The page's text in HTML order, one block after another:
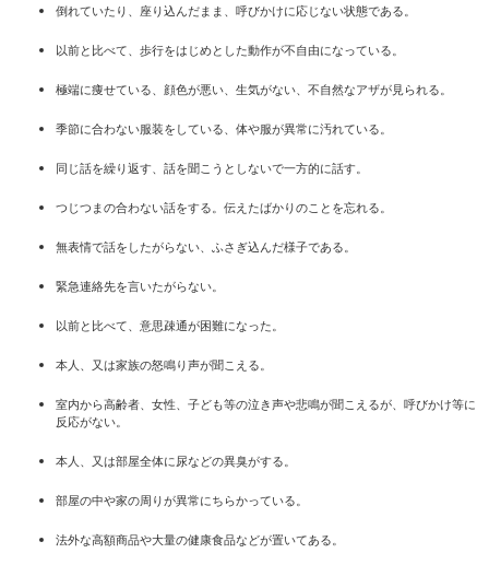
倒れていたり、座り込んだまま、呼びかけに応じない状態である。
以前と比べて、歩行をはじめとした動作が不自由になっている。
極端に痩せている、顔色が悪い、生気がない、不自然なアザが見られる。
季節に合わない服装をしている、体や服が異常に汚れている。
同じ話を繰り返す、話を聞こうとしないで一方的に話す。
つじつまの合わない話をする。伝えたばかりのことを忘れる。
無表情で話をしたがらない、ふさぎ込んだ様子である。
緊急連絡先を言いたがらない。
以前と比べて、意思疎通が困難になった。
本人、又は家族の怒鳴り声が聞こえる。
室内から高齢者、女性、子ども等の泣き声や悲鳴が聞こえるが、呼びかけ等に
反応がない。
本人、又は部屋全体に尿などの異臭がする。
部屋の中や家の周りが異常にちらかっている。
法外な高額商品や大量の健康食品などが置いてある。